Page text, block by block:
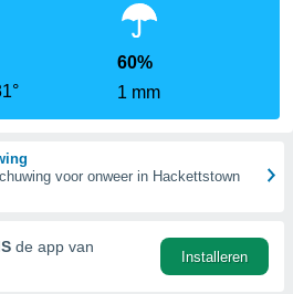
60%
1 mm
voor onweer in Hackettstown
de app van
Installeren